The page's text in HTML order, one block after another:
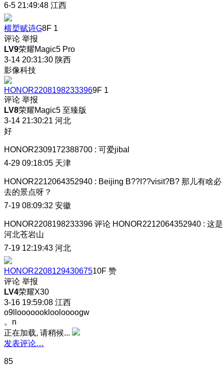
6-5 21:49:48 江西
横槊赋诗G8F 1
评论 举报
LV9荣耀Magic5 Pro
3-14 20:31:30 陕西
影像科技
HONOR22081982333969F 1
评论 举报
LV8荣耀Magic5 至臻版
3-14 21:30:21 河北
好
HONOR2309172388700 : 可爱jibal
4-29 09:18:05 天津
HONOR2212064352940 : Beijing B??I??visit?B? 那儿有啥必
去的景点呀？
7-19 08:09:32 安徽
HONOR2208198233396 评论 HONOR2212064352940 : 这是
河北苍岩山
7-19 12:19:43 河北
HONOR220812943067510F 赞
评论 举报
LV4荣耀X30
3-16 19:59:08 江西
o9llooooooklooloooogw
。n
正在加载, 请稍候...
发表评论…
85